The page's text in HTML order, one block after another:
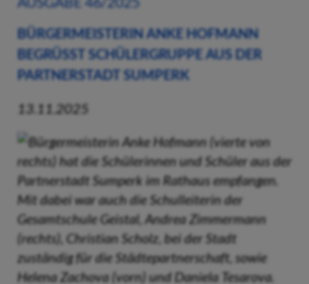
BÜRGERMEISTERIN ANKE HOFMANN
BEGRÜSST SCHÜLERGRUPPE AUS DER P
ARTNERSTADT SUMPERK
13.11.2025